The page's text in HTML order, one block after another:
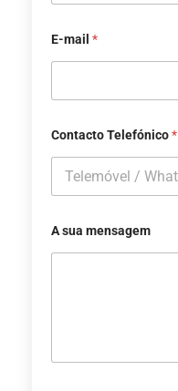
E-mail *
Contacto Telefónico*
A sua mensagem